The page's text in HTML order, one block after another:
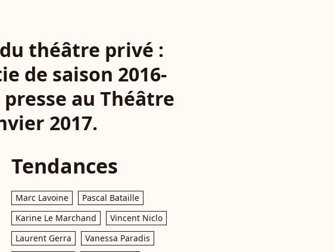
théâtre privé :
de saison 2016-
au Théâtre
2017.
Tendances
Marc Lavoine
Pascal Bataille
Karine Le Marchand
Vincent Niclo
Laurent Gerra
Vanessa Paradis